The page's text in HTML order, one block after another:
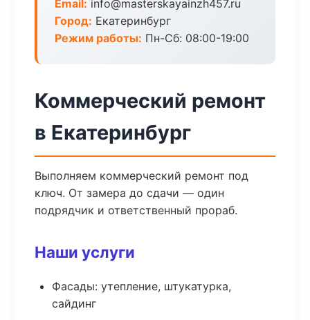
Email: info@masterskayainzh457.ru
Город: Екатеринбург
Режим работы: Пн-Сб: 08:00-19:00
Коммерческий ремонт
в Екатеринбург
Выполняем коммерческий ремонт под
ключ. От замера до сдачи — один
подрядчик и ответственный прораб.
Наши услуги
Фасады: утепление, штукатурка,
сайдинг